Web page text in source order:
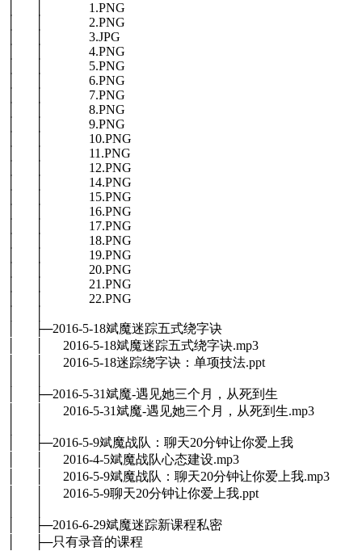
│ │ 1.PNG
│ │ 2.PNG
│ │ 3.JPG
│ │ 4.PNG
│ │ 5.PNG
│ │ 6.PNG
│ │ 7.PNG
│ │ 8.PNG
│ │ 9.PNG
│ │ 10.PNG
│ │ 11.PNG
│ │ 12.PNG
│ │ 14.PNG
│ │ 15.PNG
│ │ 16.PNG
│ │ 17.PNG
│ │ 18.PNG
│ │ 19.PNG
│ │ 20.PNG
│ │ 21.PNG
│ │ 22.PNG
│ ├─2016-5-18斌魔迷踪五式绕字诀
│ │ 2016-5-18斌魔迷踪五式绕字诀.mp3
│ │ 2016-5-18迷踪绕字诀：单项技法.ppt
│ ├─2016-5-31斌魔-遇见她三个月，从死到生
│ │ 2016-5-31斌魔-遇见她三个月，从死到生.mp3
│ ├─2016-5-9斌魔战队：聊天20分钟让你爱上我
│ │ 2016-4-5斌魔战队心态建设.mp3
│ │ 2016-5-9斌魔战队：聊天20分钟让你爱上我.mp3
│ │ 2016-5-9聊天20分钟让你爱上我.ppt
│ ├─2016-6-29斌魔迷踪新课程私密
│ ├─只有录音的课程